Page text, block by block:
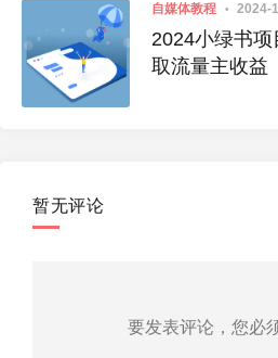
自媒体教程 2024-
2024小绿书
取流量主收益
暂无评论
要发表评论，您必